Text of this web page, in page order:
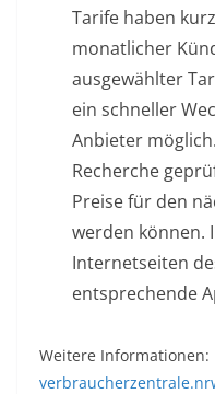
Tarife haben
monatlicher
ausgewählter
ein schneller
Anbieter
Recherche
Preise für den
werden können.
Internetseiten
entsprechende
Weitere Informationen: